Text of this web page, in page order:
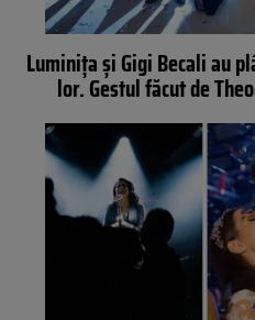
Luminița și Gigi Becali au
lor. Gestul făcut de